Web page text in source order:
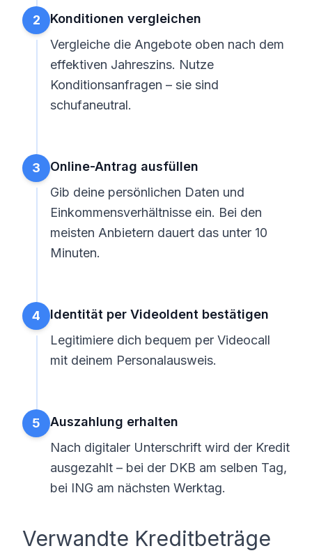
2
Konditionen vergleichen
Vergleiche die Angebote oben nach dem
effektiven Jahreszins. Nutze
Konditionsanfragen – sie sind
schufaneutral.
3
Online-Antrag ausfüllen
Gib deine persönlichen Daten und
Einkommensverhältnisse ein. Bei den
meisten Anbietern dauert das unter 10
Minuten.
4
Identität per VideoIdent bestätigen
Legitimiere dich bequem per Videocall
mit deinem Personalausweis.
5
Auszahlung erhalten
Nach digitaler Unterschrift wird der Kredit
ausgezahlt – bei der DKB am selben Tag,
bei ING am nächsten Werktag.
Verwandte Kreditbeträge